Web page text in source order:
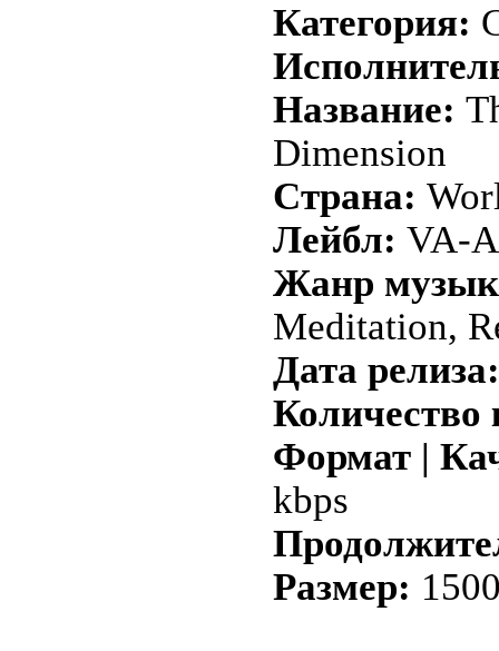
Категория:
Название:
Dimension
Страна:
Лейбл: VA-
Жанр
Meditation,
Дата релиза:
Количество
Формат |
kbps
Размер: